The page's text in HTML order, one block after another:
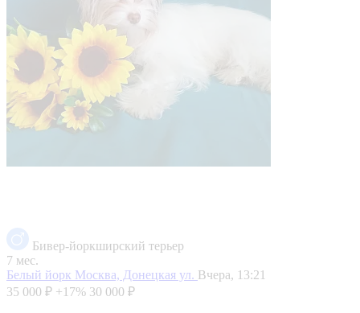
Бивер-йоркширский терьер
7 мес.
Белый йорк Москва, Донецкая ул. Вчера, 13:21
35 000 ₽ +17% 30 000 ₽